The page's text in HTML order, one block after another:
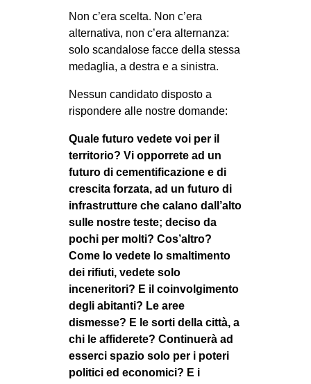
RECENSIONI
INTERNAZIONALE
AMERICHE
EUROPA
MEDIO ORIENTE
MONDO
EVENTI
in
Fb
tw
bsky
Non c’era scelta. Non c’era
alternativa, non c’era alternanza:
solo scandalose facce della stessa
medaglia, a destra e a sinistra.
Nessun candidato disposto a
rispondere alle nostre domande:
Quale futuro vedete voi per il
territorio? Vi opporrete ad un
futuro di cementificazione e di
crescita forzata, ad un futuro di
infrastrutture che calano dall’alto
sulle nostre teste; deciso da
pochi per molti? Cos’altro?
Come lo vedete lo smaltimento
dei rifiuti, vedete solo
inceneritori? E il coinvolgimento
degli abitanti? Le aree
dismesse? E le sorti della città, a
chi le affiderete? Continuerà ad
esserci spazio solo per i poteri
politici ed economici? E i